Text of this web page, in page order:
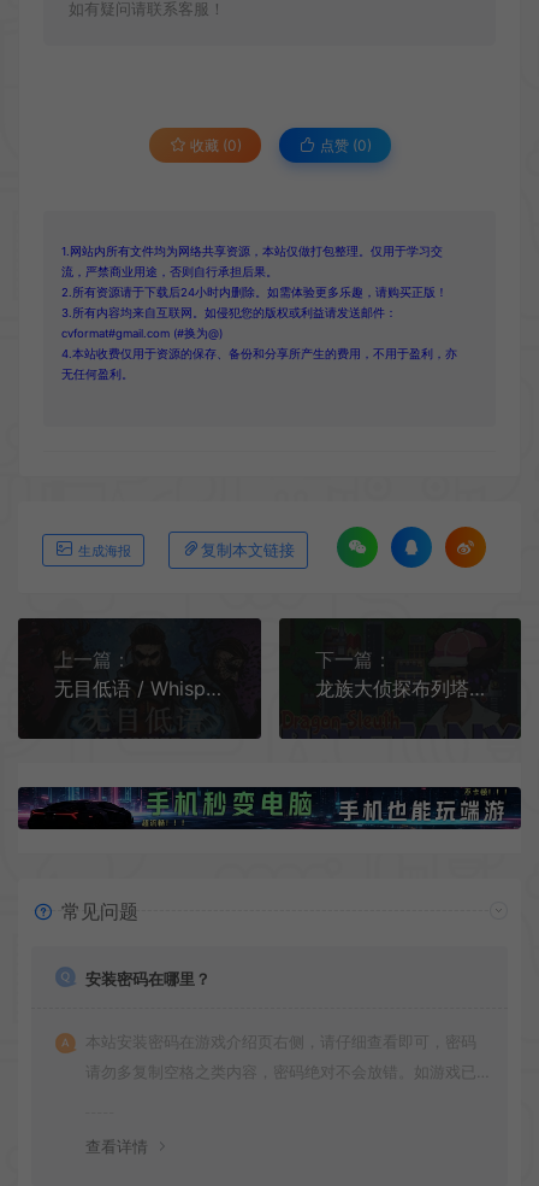
如有疑问请联系客服！
收藏 (0) 点赞 (0)
1.网站内所有文件均为网络共享资源，本站仅做打包整理。仅用于学习交
流，严禁商业用途，否则自行承担后果。
2.所有资源请于下载后24小时内删除。如需体验更多乐趣，请购买正版！
3.所有内容均来自互联网。如侵犯您的版权或利益请发送邮件：
cvformat#gmail.com (#换为@)
4.本站收费仅用于资源的保存、备份和分享所产生的费用，不用于盈利，亦
无任何盈利。
生成海报 复制本文链接
上一篇：
无目低语 / Whispers of the Eyeless 黑暗幻想策略RPG游戏
下一篇：
龙族大侦探布列塔妮 / Dragon Sleuth Brittany 侦探解谜RPG游戏
常见问题
安装密码在哪里？
本站安装密码在游戏介绍页右侧，请仔细查看即可，密码
请勿多复制空格之类内容，密码绝对不会放错。如游戏已
查看详情